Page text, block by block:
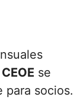
se
para socios.